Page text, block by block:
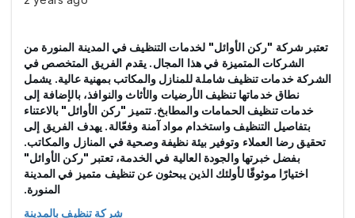
تعتبر شركة "ركن الأوائل" لخدمات التنظيف في المدينة المنورة من
الشركات المتميزة في هذا المجال. يقدم الفريق المتخصص في
الشركة خدمات تنظيف شاملة للمنازل والمكاتب بمهنية عالية. يشمل
نطاق خدماتها تنظيف الأرضيات والأثاث والنوافذ، بالإضافة إلى
خدمات تنظيف الحمامات والمطابخ. تتميز "ركن الأوائل" بالاعتناء
بتفاصيل التنظيف واستخدام مواد آمنة وفعّالة. يهدف الفريق إلى
تحقيق رضا العملاء وتوفير بيئة نظيفة وصحية في المنازل والمكاتب.
بفضل خبرتها والجودة العالية في الخدمة، تعتبر "ركن الأوائل"
اختيارًا موثوقًا لأولئك الذين يبحثون عن تنظيف متميز في المدينة
المنورة.
شركة تنظيف بالمدينة